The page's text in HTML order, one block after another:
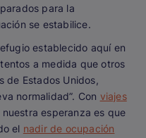
para la
se estabilice.
establecido aquí en
a medida que otros
de Estados Unidos,
normalidad”. Con viajes
esperanza es que
el nadir de ocupación